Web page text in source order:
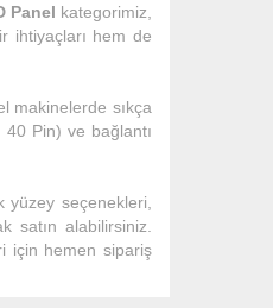
Panel kategorimiz,
ihtiyaçları hem de
makinelerde sıkça
40 Pin) ve bağlantı
seçenekleri,
satın alabilirsiniz.
için hemen sipariş